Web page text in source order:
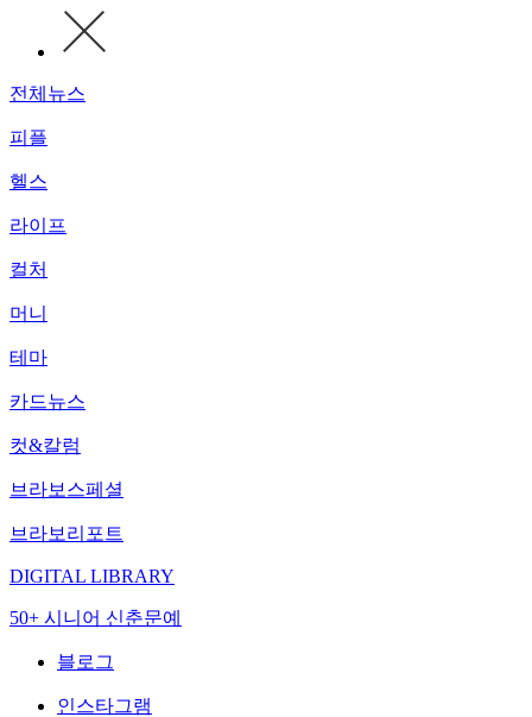
전체뉴스
피플
헬스
라이프
컬처
머니
테마
카드뉴스
컷&칼럼
브라보스페셜
브라보리포트
DIGITAL LIBRARY
50+ 시니어 신춘문예
블로그
인스타그램